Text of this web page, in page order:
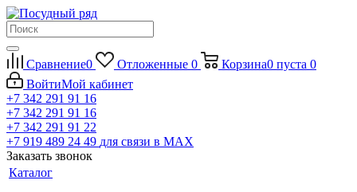
Сравнение0 Отложенные 0 Корзина0 пуста 0
ВойтиМой кабинет
+7 342 291 91 16
+7 342 291 91 16
+7 342 291 91 22
+7 919 489 24 49 для связи в МАХ
Заказать звонок
Каталог